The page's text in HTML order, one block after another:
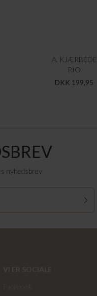
A. KJÆRBEDE
RIO
DKK 199,95
nyhedsbrev
VI ER SOCIALE